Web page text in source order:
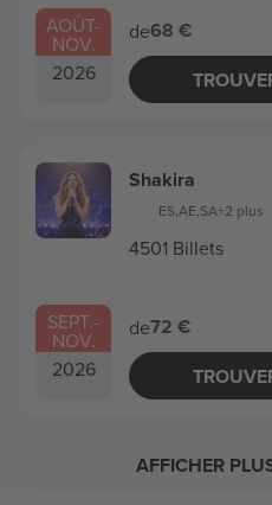
AOÛT-
NOV.
2026
de68 €
SEPT.-
NOV.
2026
Shakira
ES,AE,SA+2 plus
4501 Billets
de72 €
AFFICHER